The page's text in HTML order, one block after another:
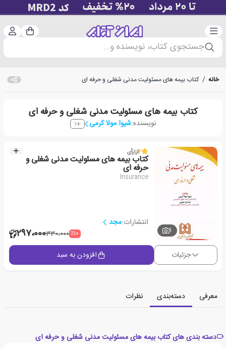
دسته‌بندی سبد
جستجوی کتاب، نویسنده و...
خانه / کتاب بیمه های مسئولیت مدنی شغلی و حرفه ای
کتاب بیمه های مسئولیت مدنی شغلی و حرفه ای
نویسنده:شیوا مولا کرمی 1
1
4از1رأی
کتاب بیمه های مسئولیت مدنی شغلی و
حرفه ای
Insurance
انتشارات:مجد
٪10330،000297،000
جزئیات افزودن به سبد
معرفی دسته‌بندی نظرات
دسته بندی های کتاب بیمه های مسئولیت مدنی شغلی و حرفه ای